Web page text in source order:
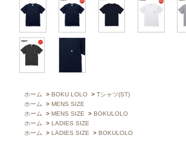
ホーム > BOKU LOLO > Tシャツ(ST)
ホーム
> MENS SIZE
ホーム
> MENS SIZE > BOKULOLO
ホーム
> LADIES SIZE
ホーム
> LADIES SIZE > BOKULOLO